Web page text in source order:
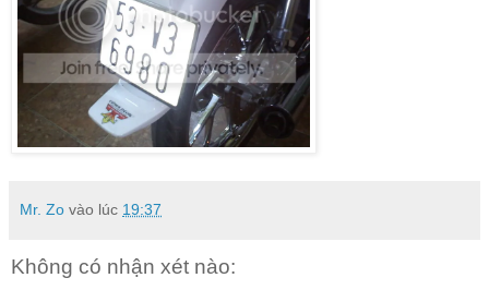
Mr. Zo vào lúc 19:37
Không có nhận xét nào: